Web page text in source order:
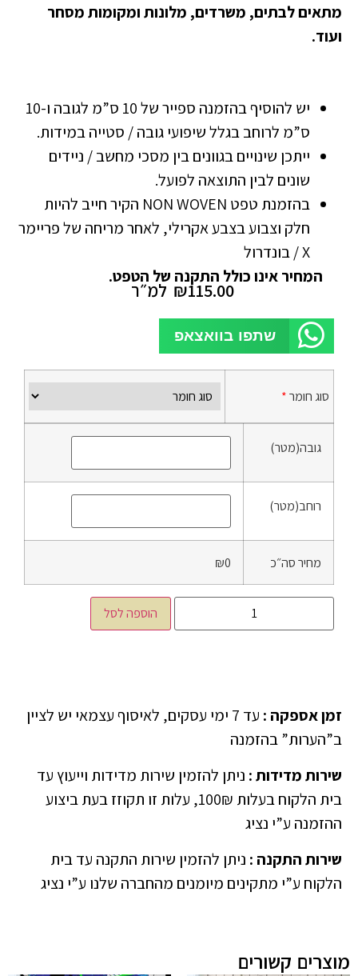
מתאים לבתים, משרדים, מלונות ומקומות מסחר
ועוד.
יש להוסיף בהזמנה ספייר של 10 ס”מ לגובה ו-10
ס”מ לרוחב בגלל שיפועי גובה / סטייה במידות.
ייתכן שינויים בגוונים בין מסכי מחשב / ניידים
שונים לבין התוצאה לפועל.
בהזמנת טפט NON WOVEN הקיר חייב להיות
חלק וצבוע בצבע אקרילי, לאחר מריחה של פריימר
X / בונדרול
המחיר אינו כולל התקנה של הטפט.
₪115.00 למ״ר
שתפו בוואצאפ
סוג חומר*
גובה(מטר)
רוחב(מטר)
מחיר סה״כ ₪0
הוספה לסל
זמן אספקה :
עד 7 ימי עסקים, לאיסוף עצמאי יש לציין
ב”הערות” בהזמנה
שירות מדידות: ניתן להזמין שירות מדידות וייעוץ עד
בית הלקוח בעלות 100₪, עלות זו תקוזז בעת ביצוע
ההזמנה ע”י נציג
שירות התקנה : ניתן להזמין שירות התקנה עד בית
הלקוח ע”י מתקינים מיומנים מהחברה שלנו ע”י נציג
מוצרים קשורים